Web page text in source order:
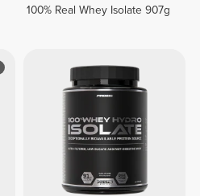
100% Real Whey Isolate 907g